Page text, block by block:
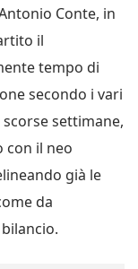
Conte, in
il
tempo di
secondo i vari
settimane,
con il neo
già le
da